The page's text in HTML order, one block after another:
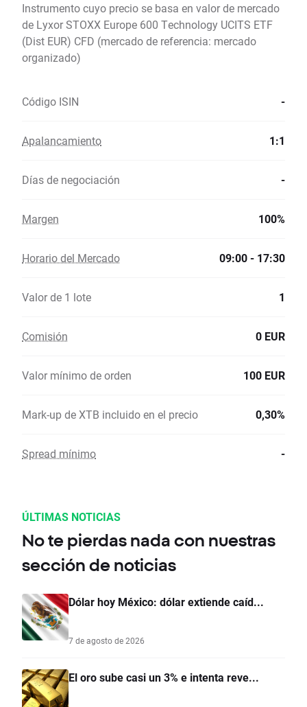
Instrumento cuyo precio se basa en valor de mercado
de Lyxor STOXX Europe 600 Technology UCITS ETF
(Dist EUR) CFD (mercado de referencia: mercado
organizado)
Código ISIN -
Apalancamiento 1:1
Días de negociación -
Margen 100%
Horario del Mercado 09:00 - 17:30
Valor de 1 lote 1
Comisión 0 EUR
Valor mínimo de orden 100 EUR
Mark-up de XTB incluido en el precio 0,30%
Spread mínimo -
ÚLTIMAS NOTICIAS
No te pierdas nada con nuestras
sección de noticias
Dólar hoy México: dólar extiende caíd...
7 de agosto de 2026
El oro sube casi un 3% e intenta reve...